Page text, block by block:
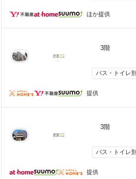
ほか提供
3階
バス・トイレ別
提供
3階
バス・トイレ別
提供